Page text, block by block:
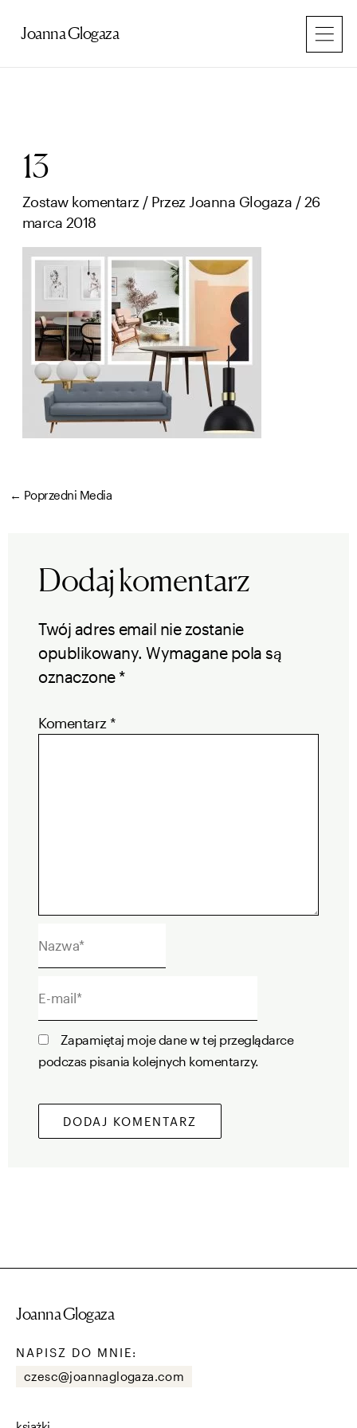
Joanna Glogaza
13
Zostaw komentarz / PrzezJoanna Glogaza / 26
marca 2018
← Poprzedni Media
Dodaj komentarz
Twój adres email nie zostanie
opublikowany. Wymagane pola są
oznaczone *
Komentarz *
mail*
Zapamiętaj moje dane w tej przeglądarce
podczas pisania kolejnych komentarzy.
Joanna Glogaza
NAPISZ DO MNIE:
czesc@joannaglogaza.com